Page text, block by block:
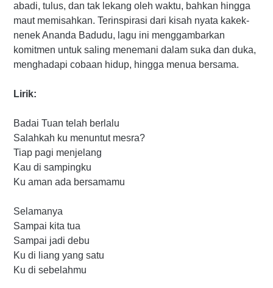
abadi, tulus, dan tak lekang oleh waktu, bahkan hingga
maut memisahkan. Terinspirasi dari kisah nyata kakek-
nenek Ananda Badudu, lagu ini menggambarkan
komitmen untuk saling menemani dalam suka dan duka,
menghadapi cobaan hidup, hingga menua bersama.
Lirik:
Badai Tuan telah berlalu
Salahkah ku menuntut mesra?
Tiap pagi menjelang
Kau di sampingku
Ku aman ada bersamamu
Selamanya
Sampai kita tua
Sampai jadi debu
Ku di liang yang satu
Ku di sebelahmu